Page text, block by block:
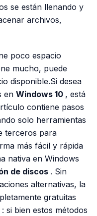
se están llenando y
archivos,
poco espacio
mucho, puede
disponible.Si desea
en Windows 10 , está
contiene pasos
solo herramientas
terceros para
más fácil y rápida
nativa en Windows
de discos . Sin
alternativas, la
gratuitas
: si bien estos métodos